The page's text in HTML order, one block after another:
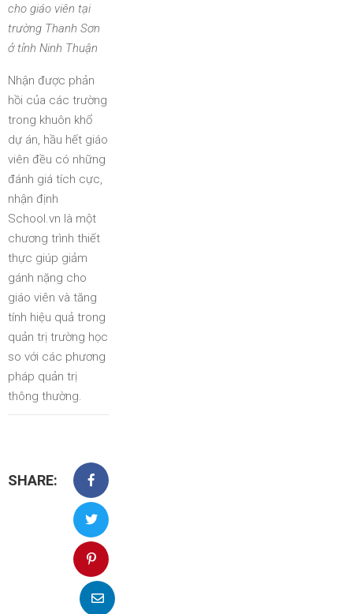
cho giáo viên tại
trường Thanh Sơn
ở tỉnh Ninh Thuận
Nhận được phản
hồi của các trường
trong khuôn khổ
dự án, hầu hết giáo
viên đều có những
đánh giá tích cực,
nhận định
School.vn là một
chương trình thiết
thực giúp giảm
gánh nặng cho
giáo viên và tăng
tính hiệu quả trong
quản trị trường học
so với các phương
pháp quản trị
thông thường.
SHARE: